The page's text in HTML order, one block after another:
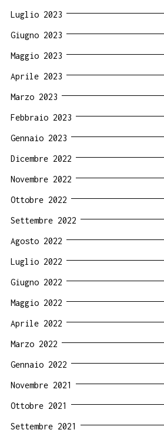
Luglio 2023
Giugno 2023
Maggio 2023
Aprile 2023
Marzo 2023
Febbraio 2023
Gennaio 2023
Dicembre 2022
Novembre 2022
Ottobre 2022
Settembre 2022
Agosto 2022
Luglio 2022
Giugno 2022
Maggio 2022
Aprile 2022
Marzo 2022
Gennaio 2022
Novembre 2021
Ottobre 2021
Settembre 2021